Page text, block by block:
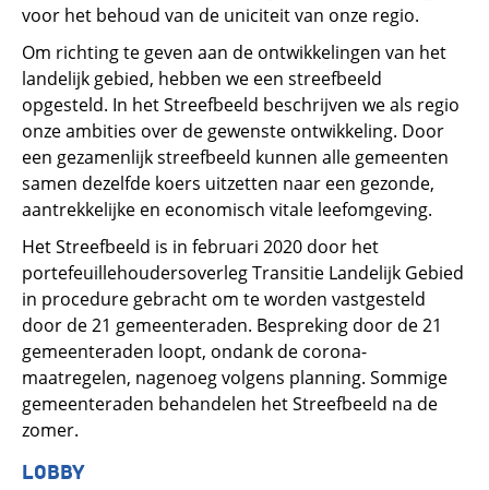
voor het behoud van de uniciteit van onze regio.
Om richting te geven aan de ontwikkelingen van het
landelijk gebied, hebben we een streefbeeld
opgesteld. In het Streefbeeld beschrijven we als regio
onze ambities over de gewenste ontwikkeling. Door
een gezamenlijk streefbeeld kunnen alle gemeenten
samen dezelfde koers uitzetten naar een gezonde,
aantrekkelijke en economisch vitale leefomgeving.
Het Streefbeeld is in februari 2020 door het
portefeuillehoudersoverleg Transitie Landelijk Gebied
in procedure gebracht om te worden vastgesteld
door de 21 gemeenteraden. Bespreking door de 21
gemeenteraden loopt, ondank de corona-
maatregelen, nagenoeg volgens planning. Sommige
gemeenteraden behandelen het Streefbeeld na de
zomer.
LOBBY